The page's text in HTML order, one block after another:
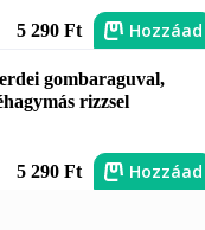
5 290 Ft Hozzáad
gombaraguval,
rizzsel
5 290 Ft Hozzáad